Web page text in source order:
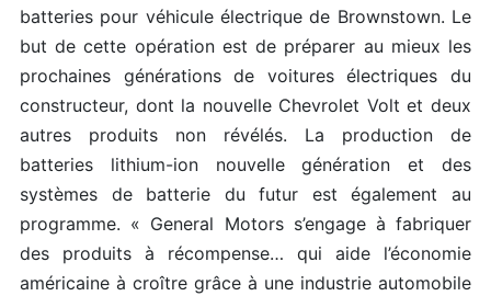
batteries pour véhicule électrique de Brownstown. Le
but de cette opération est de préparer au mieux les
prochaines générations de voitures électriques du
constructeur, dont la nouvelle Chevrolet Volt et deux
autres produits non révélés. La production de
batteries lithium-ion nouvelle génération et des
systèmes de batterie du futur est également au
programme. « General Motors s’engage à fabriquer
des produits à récompense… qui aide l’économie
américaine à croître grâce à une industrie automobile